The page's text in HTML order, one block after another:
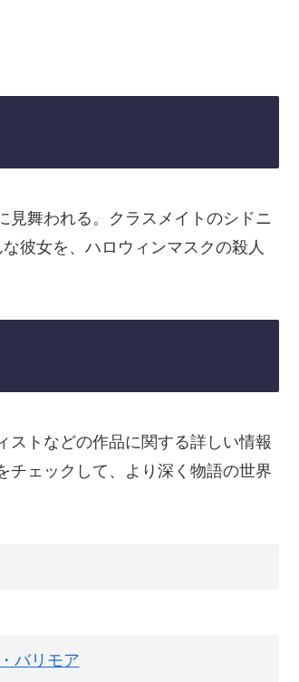
見舞われる。クラスメイトのシドニ
彼女を、ハロウィンマスクの殺人
ストなどの作品に関する詳しい情報
チェックして、より深く物語の世界
バリモア